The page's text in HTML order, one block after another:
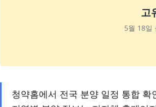
고
5월 18일
청약홈에서 전국 분양 일정 통합 확